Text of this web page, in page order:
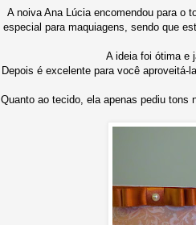
A noiva Ana Lúcia encomendou para o
especial para maquiagens, sendo que
A ideia foi ótima e
Depois é excelente para você
Quanto ao tecido, ela apenas pediu tons